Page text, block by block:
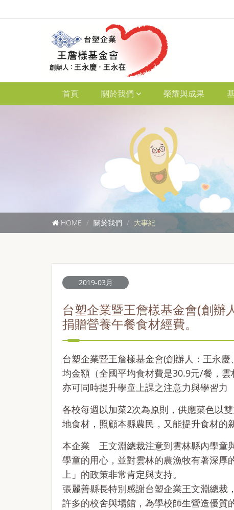
首頁 關於我們 榮耀與成果
HOME 關於我們 大事紀
2019-03月
台塑企業暨王詹樣基金會(創辦
捐贈營養午餐食材經費。
台塑企業暨王詹樣基金會(創辦人：王永
均金額（全國平均食材費是30.9元/餐，
亦可同時提升學童上課之注意力與學習力
各校每週以加菜2次為原則，供應菜色以
地食材，照顧本縣農民，又能提升食材的
本企業 王文淵總裁注意到雲林縣內學童
學童的用心，並對雲林的農漁牧有著深厚
上」的政策非常肯定與支持。
張麗善縣長特別感謝台塑企業王文淵總裁
許多的校舍與場館，為學校師生營造優質